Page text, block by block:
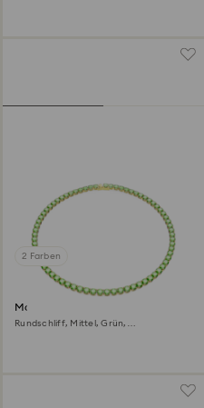
2 Farben
Matrix Tennis Halskette
Rundschliff, Mittel, Grün,